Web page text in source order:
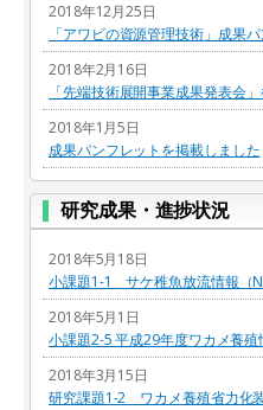
2018年12月25日
「アワビの資源管理技術」成果
2018年2月16日
「先端技術展開事業成果発表会
2018年1月5日
成果パンフレットを掲載しました
研究成果・進捗状況
2018年5月18日
小課題1-1 サケ稚魚放流情報（
2018年5月1日
小課題2-5 平成29年度ワカメ養
2018年3月15日
研究課題1-2 ワカメ養殖省力化